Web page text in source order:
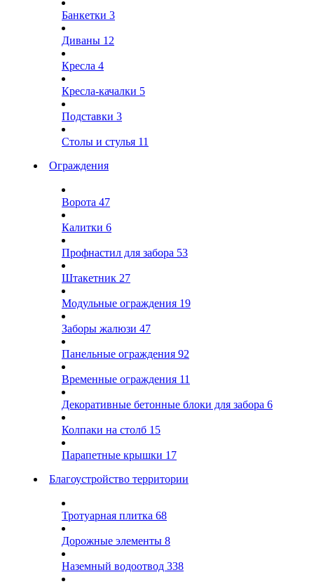
Банкетки 3
Диваны 12
Кресла 4
Кресла-качалки 5
Подставки 3
Столы и стулья 11
Ограждения
Ворота 47
Калитки 6
Профнастил для забора 53
Штакетник 27
Модульные ограждения 19
Заборы жалюзи 47
Панельные ограждения 92
Временные ограждения 11
Декоративные бетонные блоки для забора 6
Колпаки на столб 15
Парапетные крышки 17
Благоустройство территории
Тротуарная плитка 68
Дорожные элементы 8
Наземный водоотвод 338